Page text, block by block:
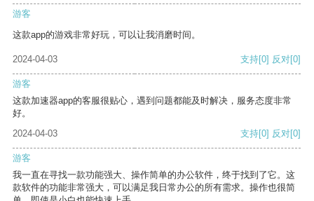
游客
这款app的游戏非常好玩，可以让我消磨时间。
2024-04-03 支持[0] 反对[0]
游客
这款加速器app的客服很贴心，遇到问题都能及时解决，服务态度非常
好。
2024-04-03
支持[0] 反对[0]
游客
我一直在寻找一款功能强大、操作简单的办公软件，终于找到了它。这
款软件的功能非常强大，可以满足我日常办公的所有需求。操作也很简